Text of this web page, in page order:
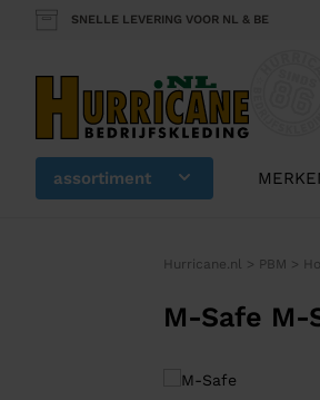
SNELLE LEVERING VOOR NL & BE
assortiment
Hurricane.nl > PBM >
M-Safe M-